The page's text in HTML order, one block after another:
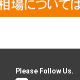
Please Follow Us.